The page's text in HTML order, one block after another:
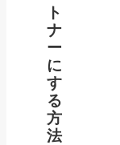
ト
ナ
ー
に
す
る
方
法